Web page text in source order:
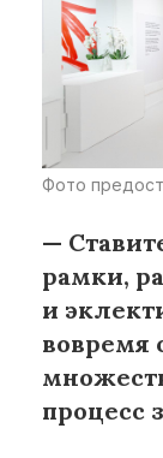
Фото
—
рамки,
и
вовремя
процесс